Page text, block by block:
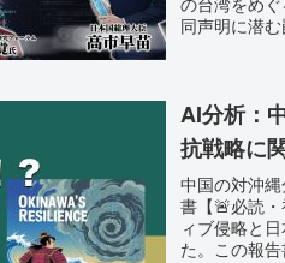
同声明に潜
AI分析：
抗戦略に
中国の対沖
書【🚨必読
ィブ侵略と
た。この報